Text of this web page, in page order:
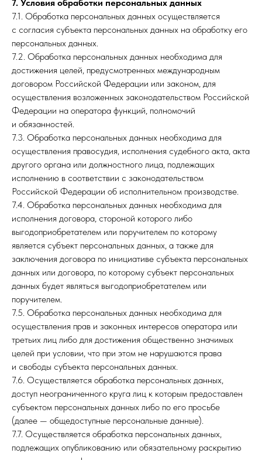
7. Условия обработки персональных данных
7.1. Обработка персональных данных осуществляется
с согласия субъекта персональных данных на обработку его
персональных данных.
7.2. Обработка персональных данных необходима для
достижения целей, предусмотренных международным
договором Российской Федерации или законом, для
осуществления возложенных законодательством Российской
Федерации на оператора функций, полномочий
и обязанностей.
7.3. Обработка персональных данных необходима для
осуществления правосудия, исполнения судебного акта, акта
другого органа или должностного лица, подлежащих
исполнению в соответствии с законодательством
Российской Федерации об исполнительном производстве.
7.4. Обработка персональных данных необходима для
исполнения договора, стороной которого либо
выгодоприобретателем или поручителем по которому
является субъект персональных данных, а также для
заключения договора по инициативе субъекта персональных
данных или договора, по которому субъект персональных
данных будет являться выгодоприобретателем или
поручителем.
7.5. Обработка персональных данных необходима для
осуществления прав и законных интересов оператора или
третьих лиц либо для достижения общественно значимых
целей при условии, что при этом не нарушаются права
и свободы субъекта персональных данных.
7.6. Осуществляется обработка персональных данных,
доступ неограниченного круга лиц к которым предоставлен
субъектом персональных данных либо по его просьбе
(далее — общедоступные персональные данные).
7.7. Осуществляется обработка персональных данных,
подлежащих опубликованию или обязательному раскрытию